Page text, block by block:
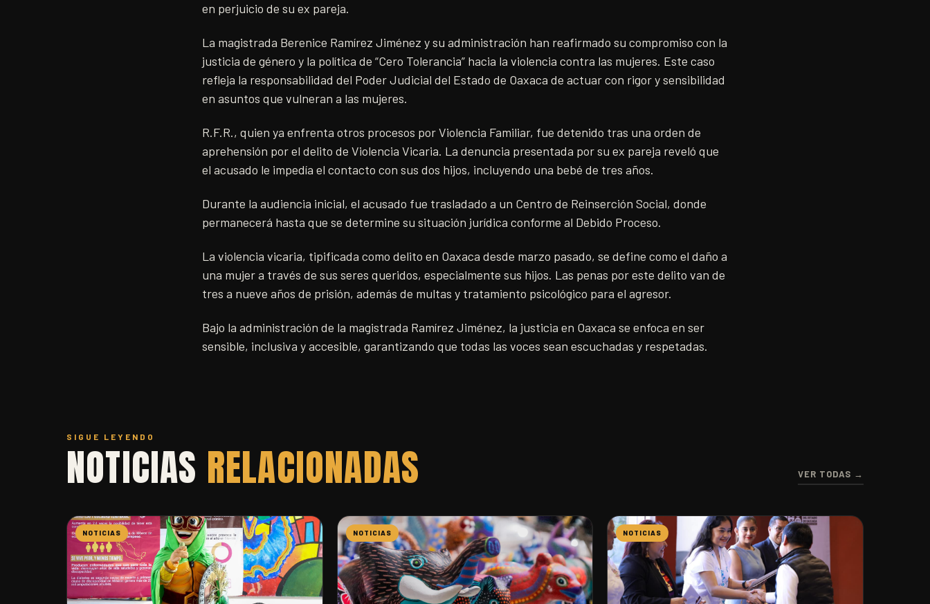
en perjuicio de su ex pareja.
La magistrada Berenice Ramírez Jiménez y su administración han reafirmado su compromiso con la
justicia de género y la política de “Cero Tolerancia” hacia la violencia contra las mujeres. Este caso
refleja la responsabilidad del Poder Judicial del Estado de Oaxaca de actuar con rigor y sensibilidad
en asuntos que vulneran a las mujeres.
R.F.R., quien ya enfrenta otros procesos por Violencia Familiar, fue detenido tras una orden de
aprehensión por el delito de Violencia Vicaria. La denuncia presentada por su ex pareja reveló que
el acusado le impedía el contacto con sus dos hijos, incluyendo una bebé de tres años.
Durante la audiencia inicial, el acusado fue trasladado a un Centro de Reinserción Social, donde
permanecerá hasta que se determine su situación jurídica conforme al Debido Proceso.
La violencia vicaria, tipificada como delito en Oaxaca desde marzo pasado, se define como el daño a
una mujer a través de sus seres queridos, especialmente sus hijos. Las penas por este delito van de
tres a nueve años de prisión, además de multas y tratamiento psicológico para el agresor.
Bajo la administración de la magistrada Ramírez Jiménez, la justicia en Oaxaca se enfoca en ser
sensible, inclusiva y accesible, garantizando que todas las voces sean escuchadas y respetadas.
SIGUE LEYENDO
NOTICIAS RELACIONADAS VER TODAS →
NOTICIAS NOTICIAS NOTICIAS